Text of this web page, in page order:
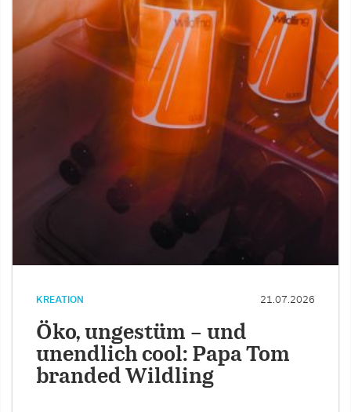
KREATION 21.07.2026
Öko, ungestüm – und
unendlich cool: Papa Tom
branded Wildling